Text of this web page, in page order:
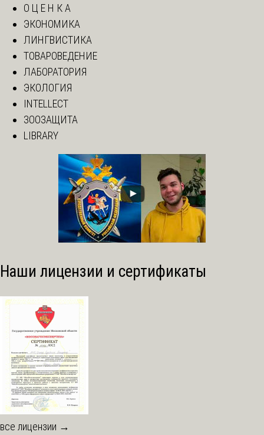
О Ц Е Н К А
ЭКОНОМИКА
ЛИНГВИСТИКА
ТОВАРОВЕДЕНИЕ
ЛАБОРАТОРИЯ
ЭКОЛОГИЯ
INTELLECT
ЗООЗАЩИТА
LIBRARY
Наши лицензии и сертификаты
все лицензии →